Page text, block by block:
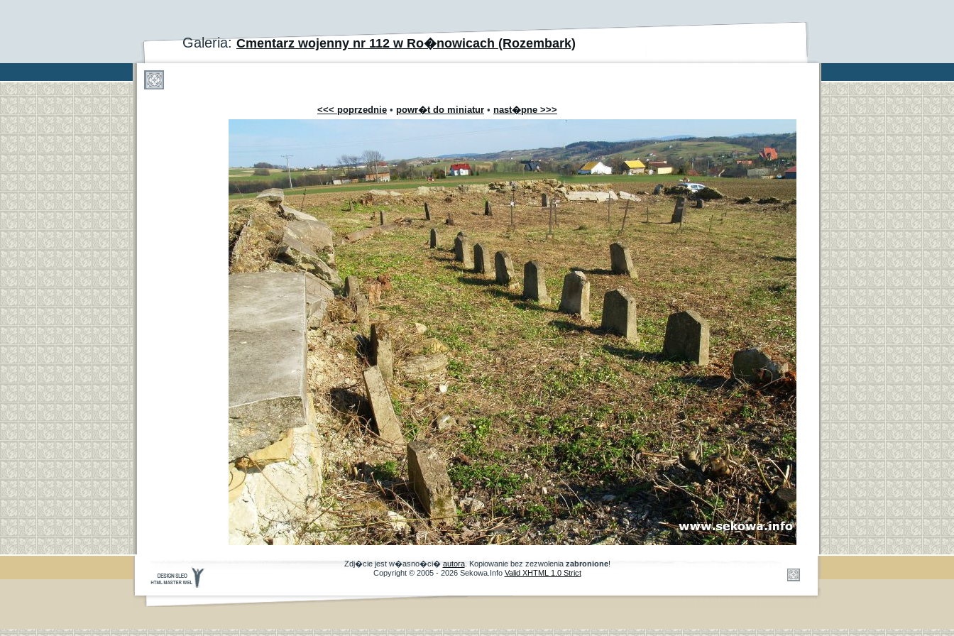
Galeria:Cmentarz wojenny nr 112 w Ro�nowicach (Rozembark)
<<< poprzednie • powr�t do miniatur • nast�pne >>>
Zdj�cie jest w�asno�ci� autora. Kopiowanie bez zezwolenia zabronione!
Copyright © 2005 - 2026 Sekowa.Info Valid XHTML 1.0 Strict